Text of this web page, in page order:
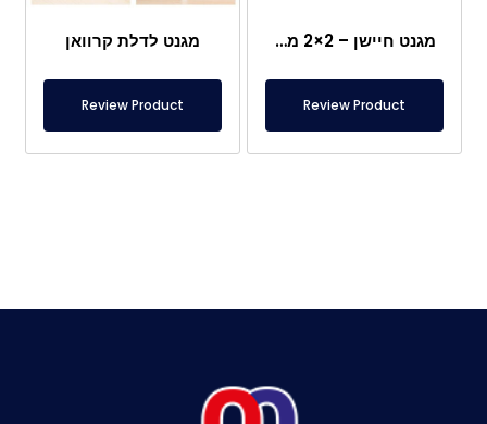
מגנט חיישן – 2×2 מ"מ
Review Product
מגנט לדלת קרוואן
Review Product